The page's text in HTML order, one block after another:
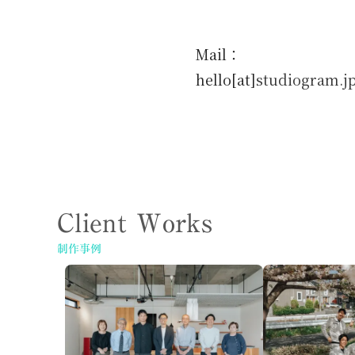
Mail：
hello[at]
Client Works
制作事例